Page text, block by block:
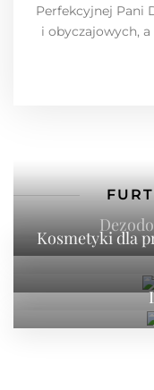
Perfekcyjnej Pani
i obyczajowych,
Kosmetyki dla